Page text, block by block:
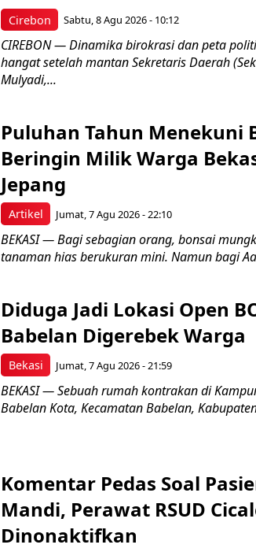
Cirebon Sabtu, 8 Agu 2026 - 10:12
CIREBON — Dinamika birokrasi dan peta
hangat setelah mantan Sekretaris Daerah
Mulyadi,...
Artikel
Puluhan Tahun Menekuni
Beringin Milik Warga
Jepang
Jumat, 7 Agu 2026 - 22:10
BEKASI — Bagi sebagian orang, bonsai
tanaman hias berukuran mini. Namun bagi
Bekasi
Diduga Jadi Lokasi Open
Babelan Digerebek Warga
Jumat, 7 Agu 2026 - 21:59
BEKASI — Sebuah rumah kontrakan di
Babelan Kota, Kecamatan Babelan,
Komentar Pedas Soal
Mandi, Perawat RSUD
Dinonaktifkan